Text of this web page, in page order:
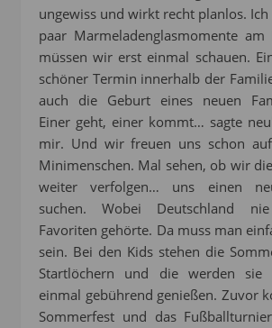
ungewiss und wirkt recht planlos.
paar Marmeladenglasmomente
müssen wir erst einmal schauen.
schöner Termin innerhalb der
auch die Geburt eines neuen
Einer geht, einer kommt… sagte
mir. Und wir freuen uns schon
Minimenschen. Mal sehen, ob wir
weiter verfolgen… uns einen
suchen. Wobei Deutschland
Favoriten gehörte. Da muss man
sein. Bei den Kids stehen die
Startlöchern und die werden sie
einmal gebührend genießen. Zuvor
Sommerfest und das